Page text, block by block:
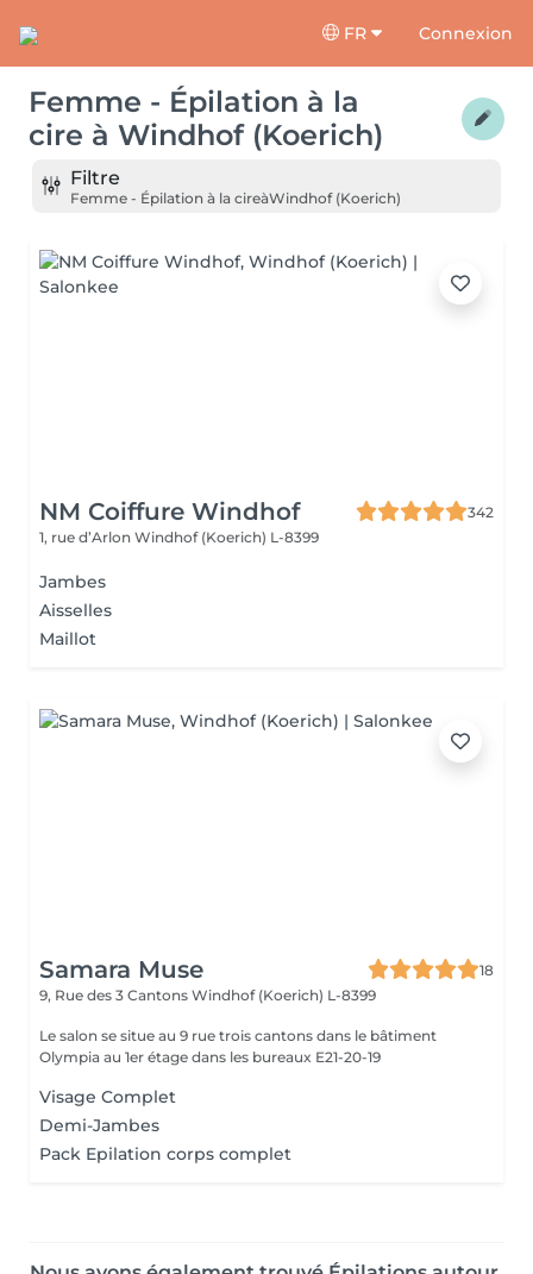
FR Connexion
Femme - Épilation à la
cire à Windhof (Koerich)
Filtre
Femme - Épilation à la cireàWindhof (Koerich)
NM Coiffure Windhof
342
1, rue d’Arlon Windhof (Koerich) L-8399
Jambes
Aisselles
Maillot
Samara Muse
18
9, Rue des 3 Cantons Windhof (Koerich) L-8399
Le salon se situe au 9 rue trois cantons dans le bâtiment
Olympia au 1er étage dans les bureaux E21-20-19
Visage Complet
Demi-Jambes
Pack Epilation corps complet